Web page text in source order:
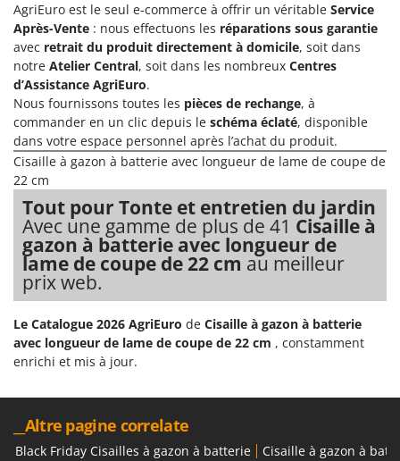
AgriEuro est le seul e-commerce à offrir un véritable Service
Après-Vente : nous effectuons les réparations sous garantie
avec retrait du produit directement à domicile, soit dans
notre Atelier Central, soit dans les nombreux Centres
d’Assistance AgriEuro.
Nous fournissons toutes les pièces de rechange, à
commander en un clic depuis le schéma éclaté, disponible
dans votre espace personnel après l’achat du produit.
Cisaille à gazon à batterie avec longueur de lame de coupe de
22 cm
Tout pour Tonte et entretien du jardin
Avec une gamme de plus de 41 Cisaille à
gazon à batterie avec longueur de
lame de coupe de 22 cm au meilleur
prix web.
Le Catalogue 2026 AgriEuro de Cisaille à gazon à batterie
avec longueur de lame de coupe de 22 cm , constamment
enrichi et mis à jour.
__Altre pagine correlate
Black Friday Cisailles à gazon à batterie Cisaille à gazon à